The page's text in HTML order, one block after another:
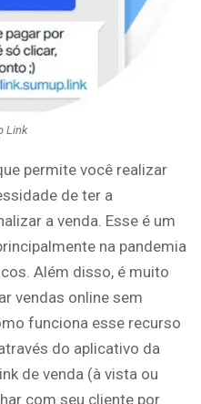
Link
permite você realizar
de ter a
a venda. Esse é um
na pandemia
Além disso, é muito
vendas online sem
funciona esse recurso
do aplicativo da
de venda (à vista ou
com seu cliente por